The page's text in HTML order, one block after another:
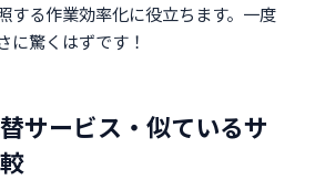
する作業効率化に役立ちます。一度
に驚くはずです！
サービス・似ているサ